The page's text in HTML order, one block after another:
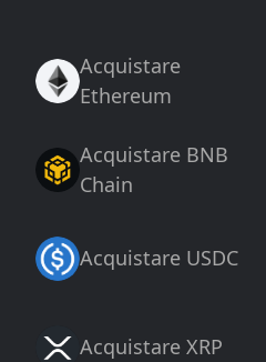
Acquistare
Ethereum
Acquistare BNB
Chain
Acquistare USDC
Acquistare XRP